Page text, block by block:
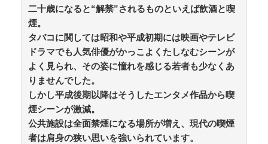
【悲報】民主党政権期、トヨタ本体すら営業赤字にな
る「超円高」…中小企業の景況も厳しい水準だった←こ
れエグいよな / NEWまとめサイトアンテナ！ NEW!
(8/10
「日本人キリスト教徒」←コイツに対する正直な印象
《イメージ》 / NEWまとめサイトアンテナ！ NEW! (8/10
04:59)
36歳の彼女と結婚したいのに、家族が猛反対。家族か
ら信じられない言葉が飛び出した… 他 / 2chnaviヘッド
ライン
Powered by livedoor 相互RSS
二十歳になると“解禁”されるものといえば飲酒と喫
煙。
タバコに関しては昭和や平成初期には映画やテレビ
ドラマでも人気俳優がかっこよくたしなむシーンが
よく見られ、その姿に憧れを感じる若者も少なくあ
りませんでした。
しかし平成後期以降はそうしたエンタメ作品から喫
煙シーンが激減。
公共施設は全面禁煙になる場所が増え、現代の喫煙
者は肩身の狭い思いを強いられています。